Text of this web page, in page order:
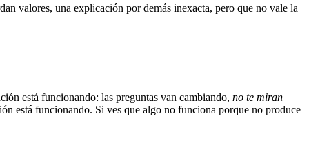
valores, una explicación por demás inexacta, pero que no vale la
está funcionando: las preguntas van cambiando, no te miran
está funcionando. Si ves que algo no funciona porque no produce